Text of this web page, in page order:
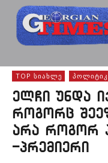
TOP ᲡᲘᲐᲮᲚᲔ
ელჩი უნდა
როგორც
არა როგორ
-პრემიერი